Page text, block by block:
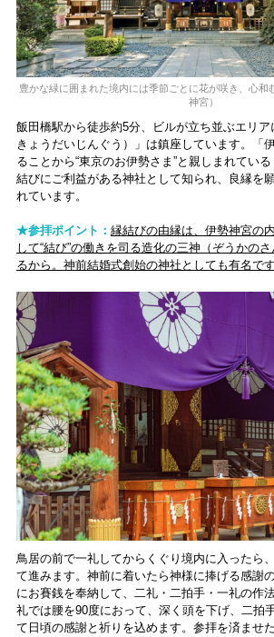
豊かな緑に囲まれた境内には季節ごとに花が咲き、心和
神宮）
飯田橋駅から徒歩約5分、ビルが立ち並ぶエリア
きょうだいじんぐう）」は鎮座しています。「
ることから“東京のお伊勢さま”と親しまれてい
結びにご利益がある神社として知られ、良縁を
れています。
★参拝ポイント： 縁結びの由縁は、伊勢神宮の
して“結び”の働きを司る造化の三神（ぞうかの
るから。神前結婚式創始の神社としても有名です
鳥居の前で一礼してからくぐり境内に入ったら
て進みます。神前に着いたら神様に捧げる感謝
にお賽銭を奉納して、二礼・二拍手・一礼の作
礼では腰を90度におって、深く頭を下げ、二拍
て日頃の感謝と祈りを込めます。参拝を済ませ